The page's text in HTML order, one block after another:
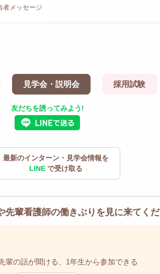
者メッセージ
見学会・説明会 採用試験
友だちを誘ってみよう!
最新のインターン・見学会情報を
LINE で受け取る
先輩看護師の働きぶりを見に来てく
輩の話が聞ける、1年生から参加できる